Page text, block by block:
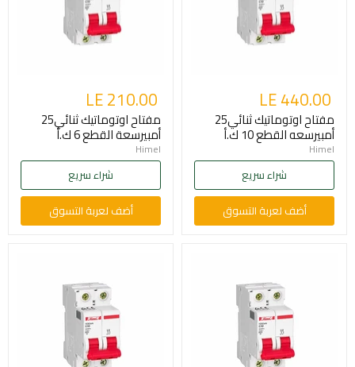
LE 440.00
مفتاح اوتوماتيك ثنائي25
أمبيرسعه القطع 10 ك.أ
Himel
شراء سريع
أضف لعربة التسوق
LE 210.00
مفتاح اوتوماتيك ثنائي25
أمبيرسعة القطع 6 ك.أ
Himel
شراء سريع
أضف لعربة التسوق